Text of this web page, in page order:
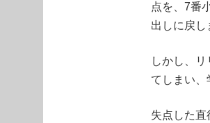
点を、7番
出しに戻し
しかし、
てしまい、
失点した直